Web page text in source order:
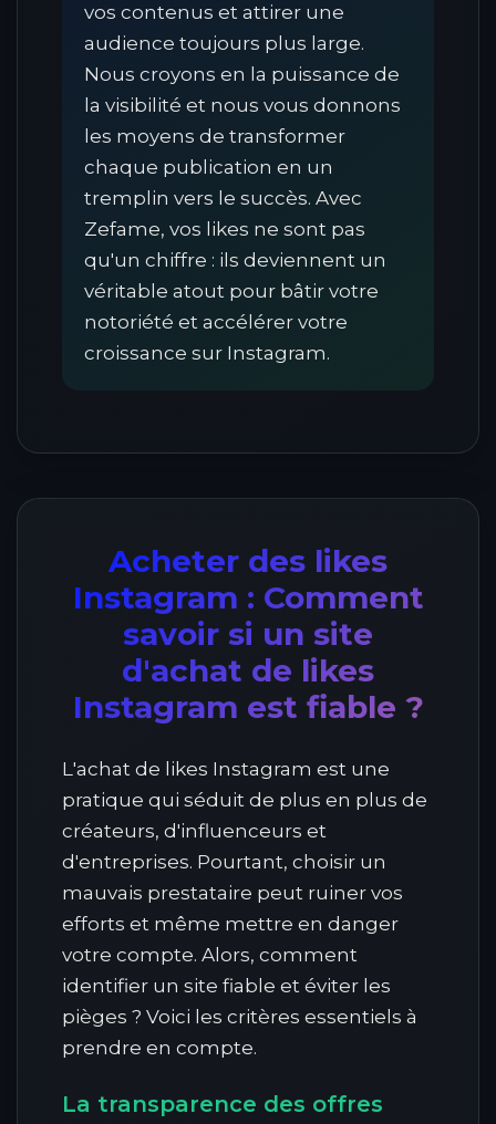
vos contenus et attirer une
audience toujours plus large.
Nous croyons en la puissance de
la visibilité et nous vous donnons
les moyens de transformer
chaque publication en un
tremplin vers le succès. Avec
Zefame, vos likes ne sont pas
qu'un chiffre : ils deviennent un
véritable atout pour bâtir votre
notoriété et accélérer votre
croissance sur Instagram.
Acheter des likes
Instagram : Comment
savoir si un site
d'achat de likes
Instagram est fiable ?
L'achat de likes Instagram est une
pratique qui séduit de plus en plus de
créateurs, d'influenceurs et
d'entreprises. Pourtant, choisir un
mauvais prestataire peut ruiner vos
efforts et même mettre en danger
votre compte. Alors, comment
identifier un site fiable et éviter les
pièges ? Voici les critères essentiels à
prendre en compte.
La transparence des offres